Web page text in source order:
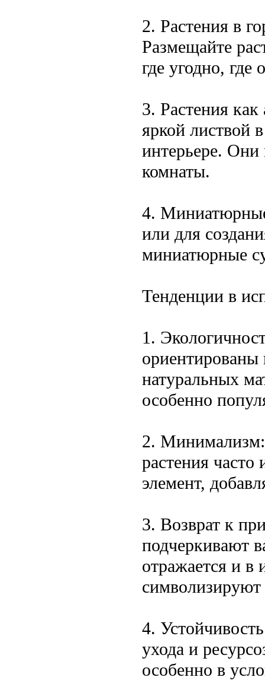
2. Растения в
Размещайте
где угодно, где
3. Растения
яркой листвой
интерьере. Они
комнаты.
4.
или для
миниатюрные
Тенденции в
1.
ориентированы
натуральных
особенно
2.
растения
элемент,
3. Возврат к
подчеркивают
отражается и в
4.
ухода и
особенно в